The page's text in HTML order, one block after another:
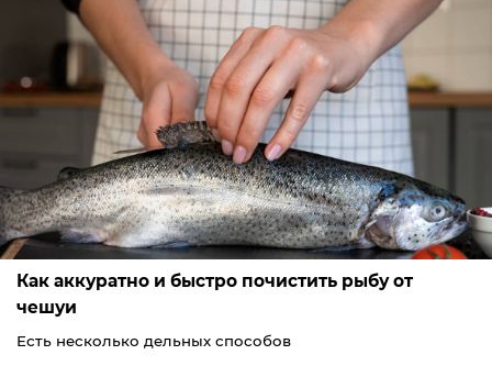
Как аккуратно и быстро почистить рыбу от
чешуи
Есть несколько дельных способов